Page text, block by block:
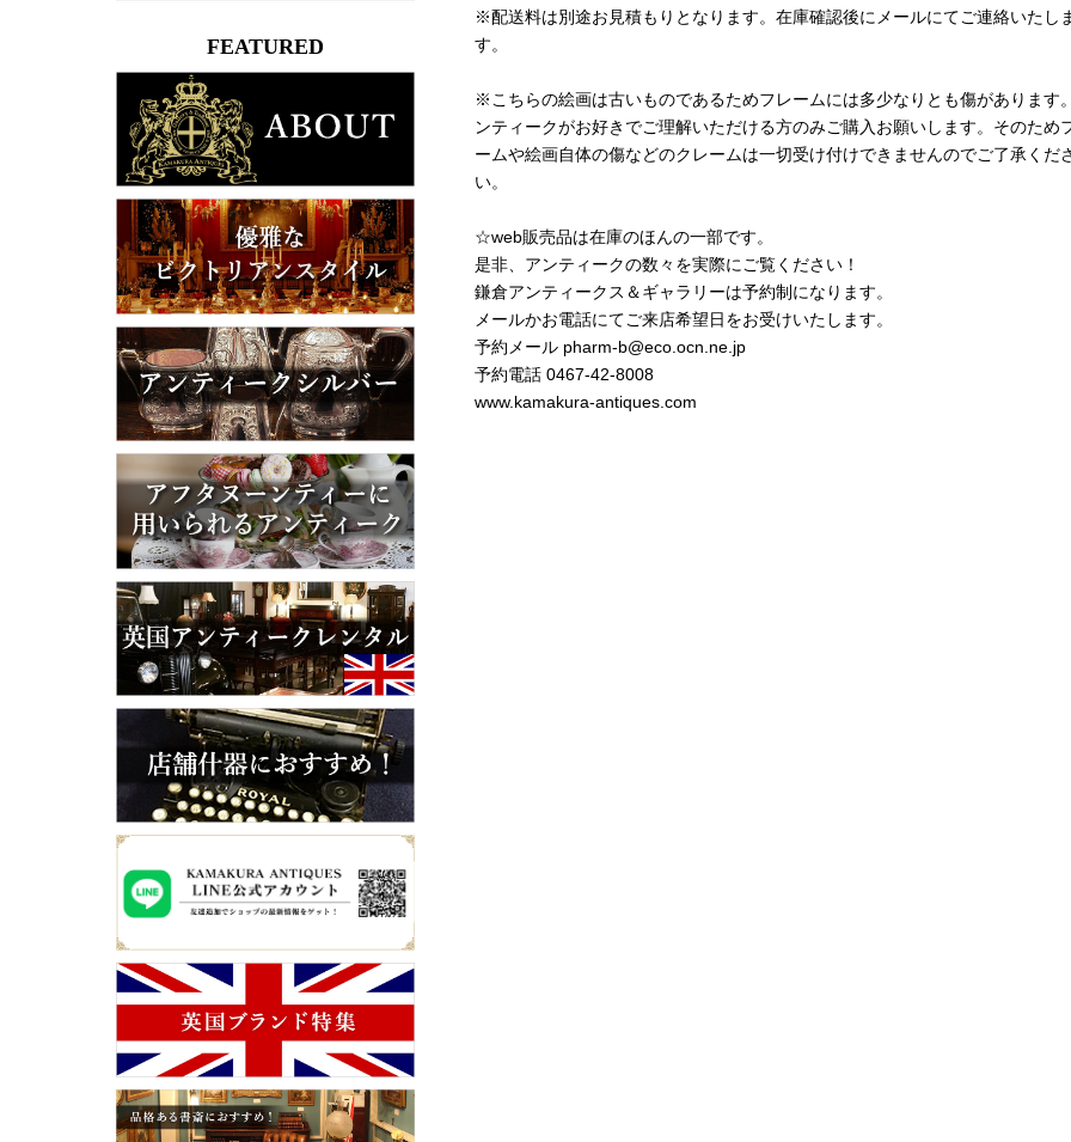
FEATURED
※配送料は別途お見積もりとなります。在庫確認後にメールにてご連絡いたし
す。
※こちらの絵画は古いものであるためフレームには多少なりとも傷があります
ンティークがお好きでご理解いただける方のみご購入お願いします。そのため
ームや絵画自体の傷などのクレームは一切受け付けできませんのでご了承くだ
い。
☆web販売品は在庫のほんの一部です。
是非、アンティークの数々を実際にご覧ください！
鎌倉アンティークス＆ギャラリーは予約制になります。
メールかお電話にてご来店希望日をお受けいたします。
予約メール pharm-b@eco.ocn.ne.jp
予約電話 0467-42-8008
www.kamakura-antiques.com